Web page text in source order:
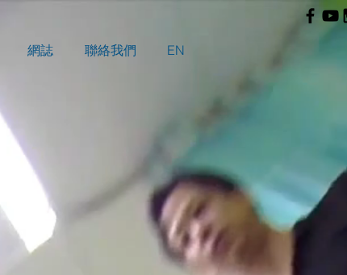
網誌 聯絡我們 EN